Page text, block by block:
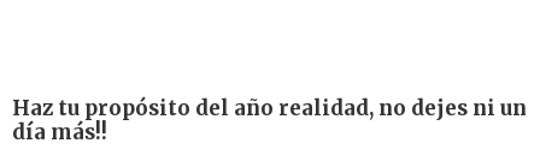
Haz tu propósito del año realidad, no dejes ni un
día más!!